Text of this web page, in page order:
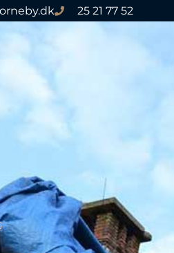
25 21 77 52